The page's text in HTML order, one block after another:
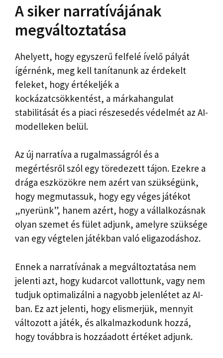
A siker narratívájának
megváltoztatása
Ahelyett, hogy egyszerű felfelé ívelő pályát
ígérnénk, meg kell tanítanunk az érdekelt
feleket, hogy értékeljék a
kockázatcsökkentést, a márkahangulat
stabilitását és a piaci részesedés védelmét az AI-
modelleken belül.
Az új narratíva a rugalmasságról és a
megértésről szól egy töredezett tájon. Ezekre a
drága eszközökre nem azért van szükségünk,
hogy megmutassuk, hogy egy véges játékot
„nyerünk”, hanem azért, hogy a vállalkozásnak
olyan szemet és fület adjunk, amelyre szüksége
van egy végtelen játékban való eligazodáshoz.
Ennek a narratívának a megváltoztatása nem
jelenti azt, hogy kudarcot vallottunk, vagy nem
tudjuk optimalizálni a nagyobb jelenlétet az AI-
ban. Ez azt jelenti, hogy elismerjük, mennyit
változott a játék, és alkalmazkodunk hozzá,
hogy továbbra is hozzáadott értéket adjunk.